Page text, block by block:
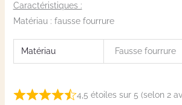
Caractéristiques :
Matériau : fausse fourrure
Matériau Fausse fourrure
4,5 étoiles sur 5 (selon 2